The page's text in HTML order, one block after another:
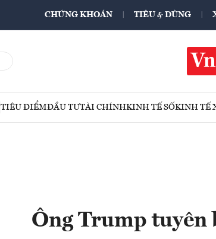
CHỨNG KHOÁN TIÊU & DÙNG
TIÊU ĐIỂMĐẦU TƯTÀI CHÍNHKINH TẾ SỐKINH TẾ
Ông Trump tuyên